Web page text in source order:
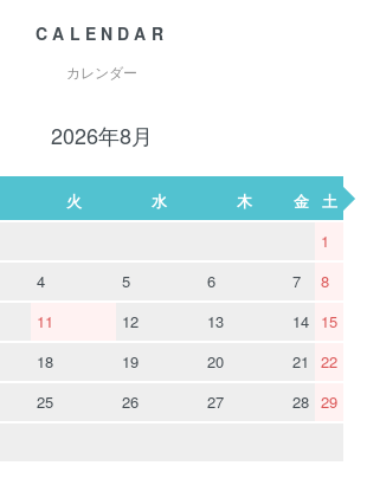
CALENDAR
カレンダー
2026年8月
火 水 木 金
土
1
4 5 6 7
8
11 12 13 14 15
18 19 20 21
22
25 26 27 28 29